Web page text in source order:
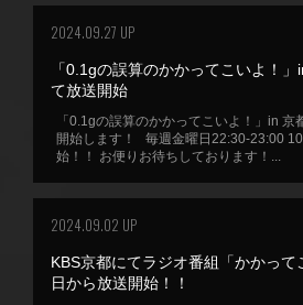
2024.09.27 UP
「0.1gの誤算のかかってこいよ！
て放送開始
「0.1gの誤算のかかってこいよ！」in 京
開始します！ 毎週金曜日22:30-23:00
始！！ お便りお待ちしております！...
2024.09.02 UP
KBS京都にてラジオ番組「かかって
日から放送開始！！